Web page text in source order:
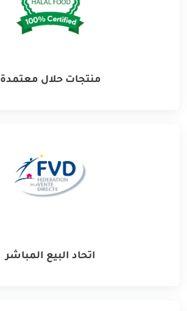
منتجات حلال معتمدة
اتحاد البيع المباشر